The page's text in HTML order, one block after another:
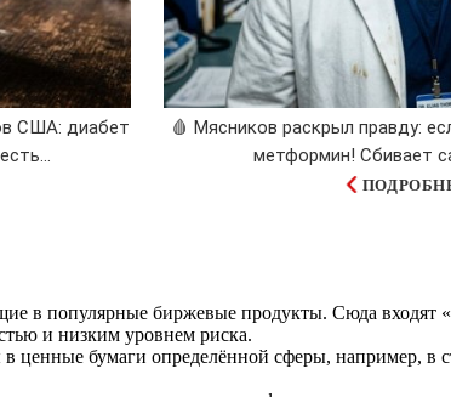
США: диабет
🩸 Мясников раскрыл правду:
метформин! Сбивает
в популярные биржевые продукты. Сюда
и низким уровнем риска.
в ценные бумаги определённой сферы, например,